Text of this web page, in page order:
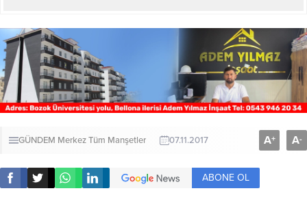
GÜNDEM MerkezTüm Manşetler 07.11.2017 A+ A-
ABONE OL